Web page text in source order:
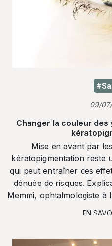
09/
Changer la couleur des
Mise en avant par
kératopigmentation reste
qui peut entraîner des
dénuée de risques.
Memmi, ophtalmologiste à
EN